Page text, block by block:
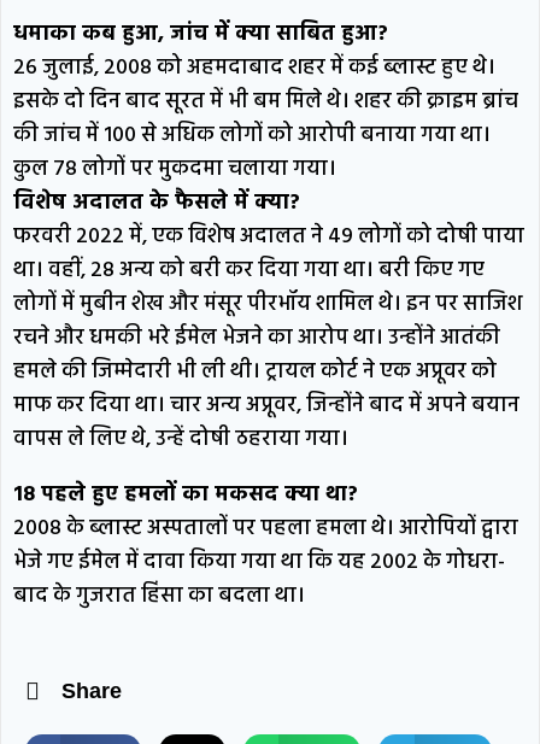
धमाका कब हुआ, जांच में क्या साबित हुआ?
26 जुलाई, 2008 को अहमदाबाद शहर में कई ब्लास्ट हुए थे।
इसके दो दिन बाद सूरत में भी बम मिले थे। शहर की क्राइम ब्रांच
की जांच में 100 से अधिक लोगों को आरोपी बनाया गया था।
कुल 78 लोगों पर मुकदमा चलाया गया।
विशेष अदालत के फैसले में क्या?
फरवरी 2022 में, एक विशेष अदालत ने 49 लोगों को दोषी पाया
था। वहीं, 28 अन्य को बरी कर दिया गया था। बरी किए गए
लोगों में मुबीन शेख और मंसूर पीरभॉय शामिल थे। इन पर साजिश
रचने और धमकी भरे ईमेल भेजने का आरोप था। उन्होंने आतंकी
हमले की जिम्मेदारी भी ली थी। ट्रायल कोर्ट ने एक अप्रूवर को
माफ कर दिया था। चार अन्य अप्रूवर, जिन्होंने बाद में अपने बयान
वापस ले लिए थे, उन्हें दोषी ठहराया गया।
18 पहले हुए हमलों का मकसद क्या था?
2008 के ब्लास्ट अस्पतालों पर पहला हमला थे। आरोपियों द्वारा
भेजे गए ईमेल में दावा किया गया था कि यह 2002 के गोधरा-
बाद के गुजरात हिंसा का बदला था।
Share